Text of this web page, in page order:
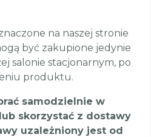
na naszej stronie
być zakupione jedynie
salonie stacjonarnym, po
produktu.
samodzielnie w
skorzystać z dostawy
uzależniony jest od